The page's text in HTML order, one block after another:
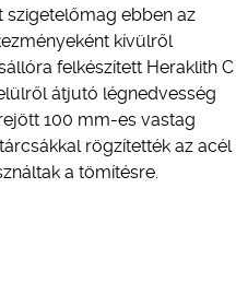
szigetelőmag ebben az
kívülről
felkészített Heraklith C
átjutó légnedvesség
100 mm-es vastag
rögzítették az acél
a tömítésre.